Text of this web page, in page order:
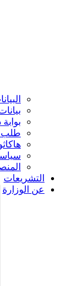
طلب
التشريعات
عن الوزارة